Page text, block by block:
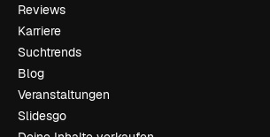
Reviews
Karriere
Suchtrends
Blog
Veranstaltungen
Slidesgo